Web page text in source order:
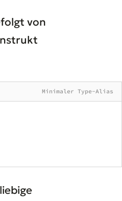
von
Minimaler Type-Alias